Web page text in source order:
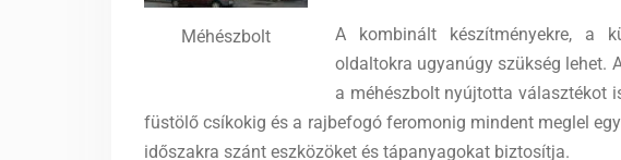
Méhészbolt
A kombinált készítményekre, a
oldaltokra ugyanúgy szükség lehet.
a méhészbolt nyújtotta választékot
füstölő csíkokig és a rajbefogó feromonig mindent meglel
időszakra szánt eszközöket és tápanyagokat biztosítja.